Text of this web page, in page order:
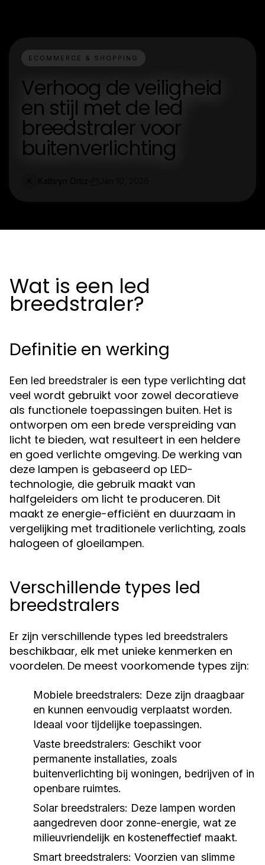
ECOMMERCE & SHOPPING
Verhoog de veiligheid
en stijl met de led
breedstraler voor
buitenverlichting
Wat is een led
breedstraler?
Definitie en werking
Een led breedstraler is een type verlichting dat
veel wordt gebruikt voor zowel decoratieve
als functionele toepassingen buiten. Het is
ontworpen om een brede verspreiding van
licht te bieden, wat resulteert in een heldere
en goed verlichte omgeving. De werking van
deze lampen is gebaseerd op LED-
technologie, die gebruik maakt van
halfgeleiders om licht te produceren. Dit
maakt ze energie-efficiënt en duurzaam in
vergelijking met traditionele verlichting, zoals
halogeen of gloeilampen.
Verschillende types led
breedstralers
Er zijn verschillende types led breedstralers
beschikbaar, elk met unieke kenmerken en
voordelen. De meest voorkomende types zijn:
Mobiele breedstralers: Deze zijn draagbaar
en kunnen eenvoudig verplaatst worden.
Ideaal voor tijdelijke toepassingen.
Vaste breedstralers: Geschikt voor
permanente installaties, zoals
buitenverlichting bij woningen, bedrijven of in
openbare ruimtes.
Solar breedstralers: Deze lampen worden
aangedreven door zonne-energie, wat ze
milieuvriendelijk en kosteneffectief maakt.
Smart breedstralers: Voorzien van slimme